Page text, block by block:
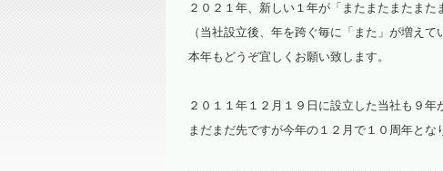
依頼事例
２０２１年、新しい１年が「またまたまたまた
（当社設立後、年を跨ぐ毎に「また」が増えて
本年もどうぞ宜しくお願い致します。
２０１１年１２月１９日に設立した当社も９
まだまだ先ですが今年の１２月で１０周年とな